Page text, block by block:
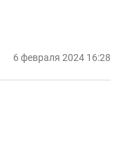
6 февраля 2024 16:28